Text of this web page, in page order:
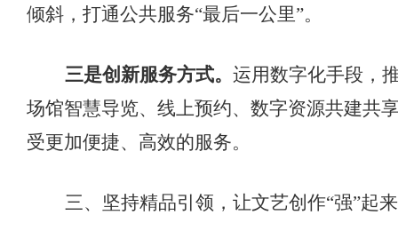
倾斜，打通公共服务“最后一公里”。
三是创新服务方式。 运用数字化手段，
场馆智慧导览、线上预约、数字资源共建共
受更加便捷、高效的服务。
三、坚持精品引领，让文艺创作“强”起来